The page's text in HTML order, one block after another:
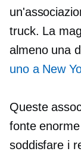
truck. La
almeno una
uno a New
Queste
fonte
soddisfare i